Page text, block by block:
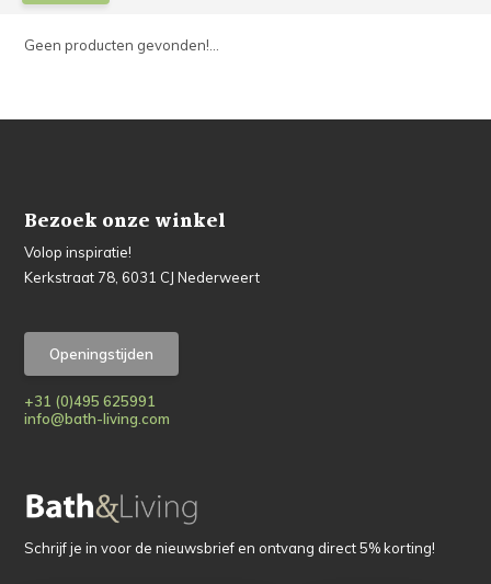
Geen producten gevonden!...
Bezoek onze winkel
Volop inspiratie!
Kerkstraat 78, 6031 CJ Nederweert
Openingstijden
+31 (0)495 625991
info@bath-living.com
Schrijf je in voor de nieuwsbrief en ontvang direct 5% korting!